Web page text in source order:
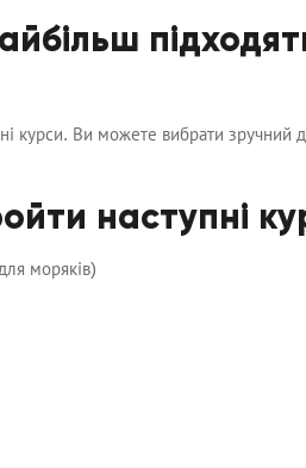
курси. Ви можете вибрати зручний
наступні
моряків)